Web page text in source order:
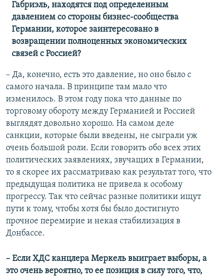
Габриэль, находятся под определенным
давлением со стороны бизнес-сообщества
Германии, которое заинтересовано в
возвращении полноценных экономических
связей с Россией?
– Да, конечно, есть это давление, но оно было с
самого начала. В принципе там мало что
изменилось. В этом году пока что данные по
торговому обороту между Германией и Россией
выглядят довольно хорошо. На самом деле
санкции, которые были введены, не сыграли уж
очень большой роли. Если говорить обо всех этих
политических заявлениях, звучащих в Германии,
то я скорее их рассматриваю как результат того, что
предыдущая политика не привела к особому
прогрессу. Так что сейчас разные политики ищут
пути к тому, чтобы хотя бы было достигнуто
прочное перемирие и некая стабилизация в
Донбассе.
– Если ХДС канцлера Меркель выиграет выборы, а
это очень вероятно, то ее позиция в силу того, что,